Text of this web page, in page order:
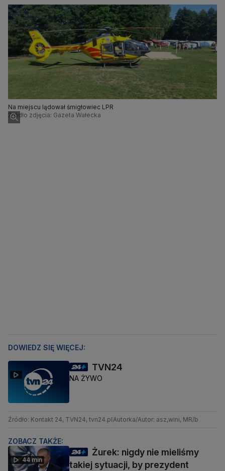
Na miejscu lądował śmigłowiec LPR
Źródło zdjęcia: Gazeta Wałecka
DOWIEDZ SIĘ WIĘCEJ:
TVN24
NA ŻYWO
Źródło: Kontakt 24, TVN24, tvn24.plAutorka/Autor: asz,wini, MR/b
ZOBACZ TAKŻE:
44 min
Żurek: nigdy nie mieliśmy
takiej sytuacji, by prezydent